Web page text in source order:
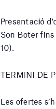
Presentació
Son Boter fins
10).
TERMINI DE
Les ofertes